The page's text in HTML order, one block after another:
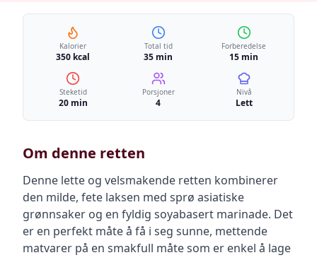
Kalorier
350 kcal
Total tid
35 min
Forberedelse
15 min
Steketid
20 min
Porsjoner
4
Nivå
Lett
Om denne retten
Denne lette og velsmakende retten kombinerer
den milde, fete laksen med sprø asiatiske
grønnsaker og en fyldig soyabasert marinade. Det
er en perfekt måte å få i seg sunne, mettende
matvarer på en smakfull måte som er enkel å lage